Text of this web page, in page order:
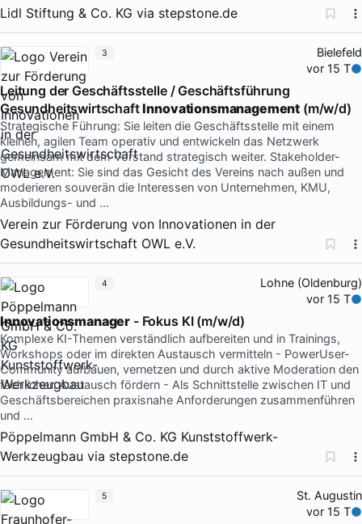
Lidl Stiftung & Co. KG via stepstone.de
Bielefeld
vor 15 T
Leitung der Geschäftsstelle / Geschäftsführung
GesundheitswirtschaftInnovationsmanagement (m/w/d)
Strategische Führung: Sie leiten die Geschäftsstelle mit einem
kleinen, agilen Team operativ und entwickeln das Netzwerk
gemeinsam mit dem Vorstand strategisch weiter. Stakeholder-
Management: Sie sind das Gesicht des Vereins nach außen und
moderieren souverän die Interessen von Unternehmen, KMU,
Ausbildungs- und …
Verein zur Förderung von Innovationen in der
Gesundheitswirtschaft OWL e.V.
3
Lohne (Oldenburg)
vor 15 T
Innovationsmanager - Fokus KI (m/w/d)
Komplexe KI-Themen verständlich aufbereiten und in Trainings,
Workshops oder im direkten Austausch vermitteln - PowerUser-
Community aufbauen, vernetzen und durch aktive Moderation den
fachlichen Austausch fördern - Als Schnittstelle zwischen IT und
Geschäftsbereichen praxisnahe Anforderungen zusammenführen
und …
Pöppelmann GmbH & Co. KG Kunststoffwerk-
Werkzeugbau via stepstone.de
4
St. Augustin
vor 15 T
5